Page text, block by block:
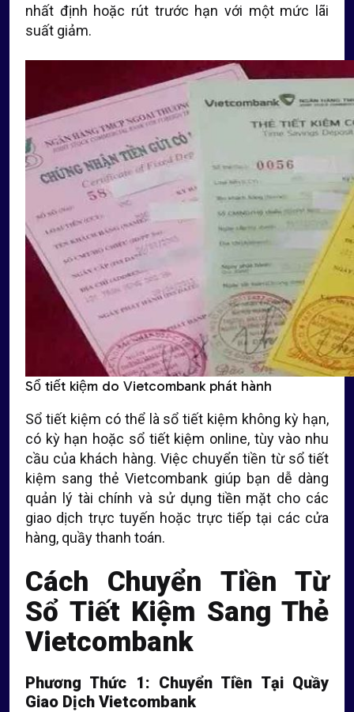
nhất định hoặc rút trước hạn với một mức lãi
suất giảm.
Sổ tiết kiệm do Vietcombank phát hành
Sổ tiết kiệm có thể là sổ tiết kiệm không kỳ hạn,
có kỳ hạn hoặc sổ tiết kiệm online, tùy vào nhu
cầu của khách hàng. Việc chuyển tiền từ sổ tiết
kiệm sang thẻ Vietcombank giúp bạn dễ dàng
quản lý tài chính và sử dụng tiền mặt cho các
giao dịch trực tuyến hoặc trực tiếp tại các cửa
hàng, quầy thanh toán.
Cách Chuyển Tiền Từ
Sổ Tiết Kiệm Sang Thẻ
Vietcombank
Phương Thức 1: Chuyển Tiền Tại Quầy
Giao Dịch Vietcombank